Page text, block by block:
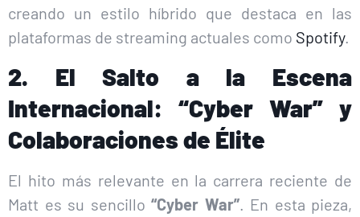
creando un estilo híbrido que destaca en las
plataformas de streaming actuales como Spotify.
2. El Salto a la Escena
Internacional: “Cyber War” y
Colaboraciones de Élite
El hito más relevante en la carrera reciente de
Matt es su sencillo “Cyber War”. En esta pieza,